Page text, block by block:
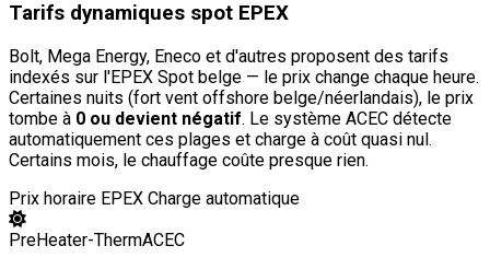
Tarifs dynamiques spot EPEX
Bolt, Mega Energy, Eneco et d'autres proposent des tarifs
indexés sur l'EPEX Spot belge — le prix change chaque heure.
Certaines nuits (fort vent offshore belge/néerlandais), le prix
tombe à 0 ou devient négatif. Le système ACEC détecte
automatiquement ces plages et charge à coût quasi nul.
Certains mois, le chauffage coûte presque rien.
Prix horaire EPEX Charge automatique
PreHeater-ThermACEC